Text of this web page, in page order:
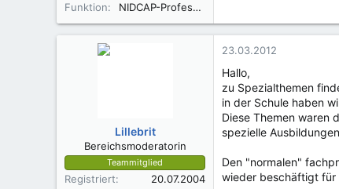
Funktion
NIDCAP-Professional
Lillebrit
Bereichsmoderatorin
Teammitglied
Registriert
20.07.2004
23.03.2012
Hallo,
zu Spezialthemen
in der Schule haben
Diese Themen waren
spezielle
Den "normalen"
wieder beschäftigt für